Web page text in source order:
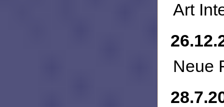
Art
Neue